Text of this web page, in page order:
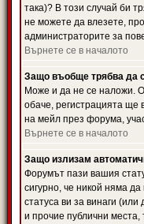
така)? В този случай би
не можете да влезете,
администраторите за
Върнете се в началото
Защо въобще трябва да
Може и да не се наложи.
обаче, регистрацията ще
на мейл през форума,
Върнете се в началото
Защо излизам
Форумът пази вашия
сигурно, че никой няма
статуса ви за винаги
и прочие публични